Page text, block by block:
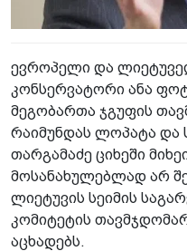
ევროპელი და
კონსერვატორი ანა
მეგობართა ჯგუფის
რაიმუნდას ლოპატა
თარგამაძე ციხეში
მოსანახულებლად არ
ლიეტუვის სეიმის
კომიტეტის
აცხადებს.